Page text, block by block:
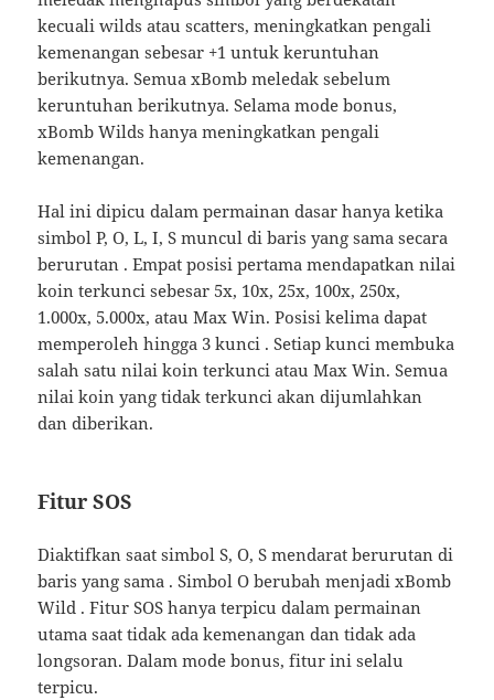
kecuali wilds atau scatters, meningkatkan pengali
kemenangan sebesar +1 untuk keruntuhan
berikutnya. Semua xBomb meledak sebelum
keruntuhan berikutnya. Selama mode bonus,
xBomb Wilds hanya meningkatkan pengali
kemenangan.
Hal ini dipicu dalam permainan dasar hanya ketika
simbol P, O, L, I, S muncul di baris yang sama secara
berurutan . Empat posisi pertama mendapatkan nilai
koin terkunci sebesar 5x, 10x, 25x, 100x, 250x,
1.000x, 5.000x, atau Max Win. Posisi kelima dapat
memperoleh hingga 3 kunci . Setiap kunci membuka
salah satu nilai koin terkunci atau Max Win. Semua
nilai koin yang tidak terkunci akan dijumlahkan
dan diberikan.
Fitur SOS
Diaktifkan saat simbol S, O, S mendarat berurutan di
baris yang sama . Simbol O berubah menjadi xBomb
Wild . Fitur SOS hanya terpicu dalam permainan
utama saat tidak ada kemenangan dan tidak ada
longsoran. Dalam mode bonus, fitur ini selalu
terpicu.